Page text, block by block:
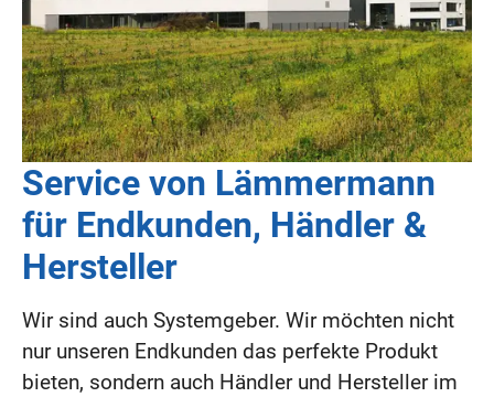
Service von Lämmermann
für Endkunden, Händler &
Hersteller
Wir sind auch Systemgeber. Wir möchten nicht
nur unseren Endkunden das perfekte Produkt
bieten, sondern auch Händler und Hersteller im